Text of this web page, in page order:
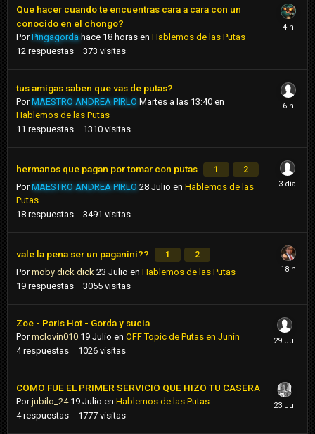
Que hacer cuando te encuentras cara a cara con un
conocido en el chongo?
PorPingagorda hace 18 horas en Hablemos de las Putas
12 respuestas 373 visitas
tus amigas saben que vas de putas?
PorMAESTRO ANDREA PIRLO Martes a las 13:40 en
Hablemos de las Putas
11 respuestas 1310 visitas
hermanos que pagan por tomar con putas 1 2
PorMAESTRO ANDREA PIRLO 28 Julio en Hablemos de las
Putas
18 respuestas 3491 visitas
vale la pena ser un paganini?? 1 2
Pormoby dick dick 23 Julio en Hablemos de las Putas
19 respuestas 3055 visitas
Zoe - Paris Hot - Gorda y sucia
Pormclovin010 19 Julio en OFF Topic de Putas en Junin
4 respuestas 1026 visitas
COMO FUE EL PRIMER SERVICIO QUE HIZO TU CASERA
Porjubilo_24 19 Julio en Hablemos de las Putas
4 respuestas 1777 visitas